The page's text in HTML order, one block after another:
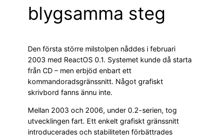
blygsamma steg
Den första större milstolpen nåddes i februari
2003 med ReactOS 0.1. Systemet kunde då starta
från CD – men erbjöd enbart ett
kommandoradsgränssnitt. Något grafiskt
skrivbord fanns ännu inte.
Mellan 2003 och 2006, under 0.2-serien, tog
utvecklingen fart. Ett enkelt grafiskt gränssnitt
introducerades och stabiliteten förbättrades